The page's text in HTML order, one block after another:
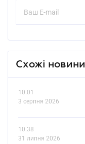
Схожі новини
10.01
3 серпня 2026
10.38
31 липня 2026